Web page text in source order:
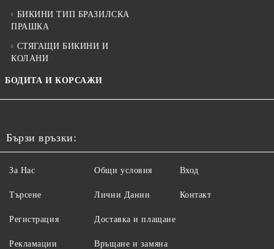
БИКИНИ ТИП БРАЗИЛСКА
ПРАШКА
СТЯГАЩИ БИКИНИ И
КОЛАНИ
БОДИТА И КОРСАЖИ
Бързи връзки:
За Нас
Търсене
Регистрация
Рекламации
Общи условия
Лични Данни
Доставка и плащане
Връщане и замяна
Вход
Контакт